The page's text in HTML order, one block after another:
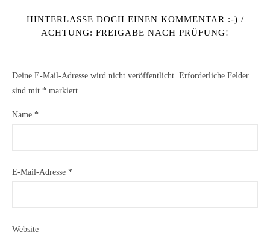
HINTERLASSE DOCH EINEN KOMMENTAR :-) /
ACHTUNG: FREIGABE NACH PRÜFUNG!
Deine E-Mail-Adresse wird nicht veröffentlicht. Erforderliche Felder
sind mit * markiert
Name *
E-Mail-Adresse *
Website